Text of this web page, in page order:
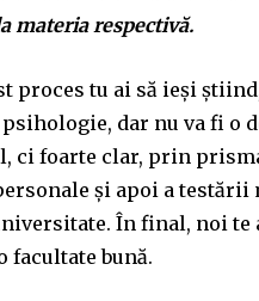
materia respectivă.
proces tu ai să ieși
psihologie, dar nu va fi o
ci foarte clar, prin
și apoi a testării
În final, noi te
facultate bună.